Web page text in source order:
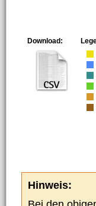
Download:
Hinweis: